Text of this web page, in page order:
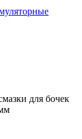
для бочек